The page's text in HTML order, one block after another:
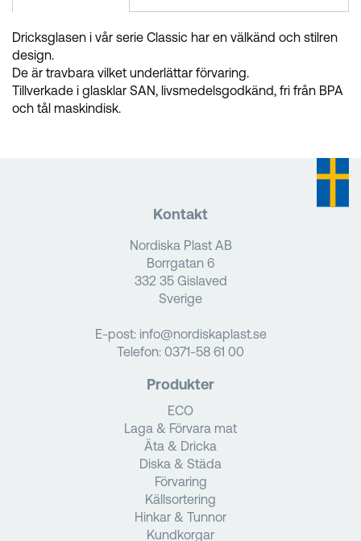
Dricksglasen i vår serie Classic har en välkänd och stilren
design.
De är travbara vilket underlättar förvaring.
Tillverkade i glasklar SAN, livsmedelsgodkänd, fri från BPA
och tål maskindisk.
Kontakt
Nordiska Plast AB
Borrgatan 6
332 35 Gislaved
Sverige
E-post: info@nordiskaplast.se
Telefon: 0371-58 61 00
Produkter
ECO
Laga & Förvara mat
Äta & Dricka
Diska & Städa
Förvaring
Källsortering
Hinkar & Tunnor
Kundkorgar